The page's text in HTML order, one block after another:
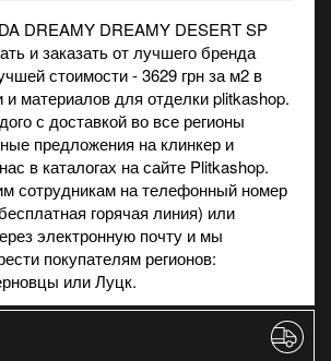
DREAMY DREAMY DESERT SP
и заказать от лучшего бренда
стоимости - 3629 грн за м2 в
и материалов для отделки plitkashop.
с доставкой во все регионы
предложения на клинкер и
в каталогах на сайте Plitkashop.
сотрудникам на телефонный номер
горячая линия) или
электронную почту и мы
покупателям регионов:
или Луцк.